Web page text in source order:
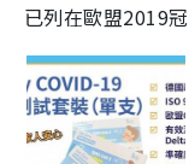
已列在歐盟2019